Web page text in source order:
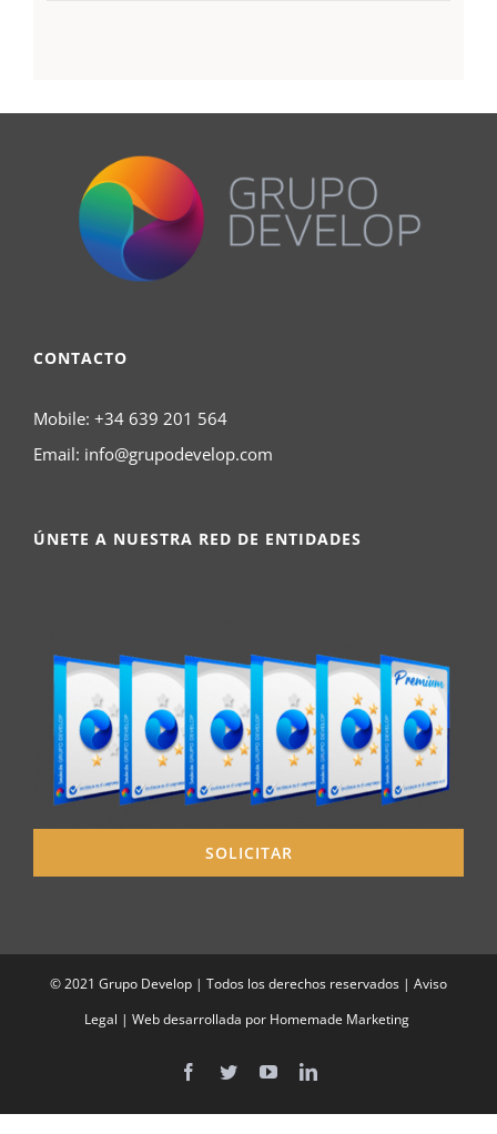
CONTACTO
Mobile: +34 639 201 564
Email: info@grupodevelop.com
ÚNETE A NUESTRA RED DE ENTIDADES
SOLICITAR
© 2021 Grupo Develop | Todos los derechos reservados | Aviso
Legal | Web desarrollada por Homemade Marketing
Facebook
TwitterYouTubeLinkedIn